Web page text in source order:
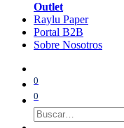
Outlet
Raylu Paper
Portal B2B
Sobre Nosotros
0
0